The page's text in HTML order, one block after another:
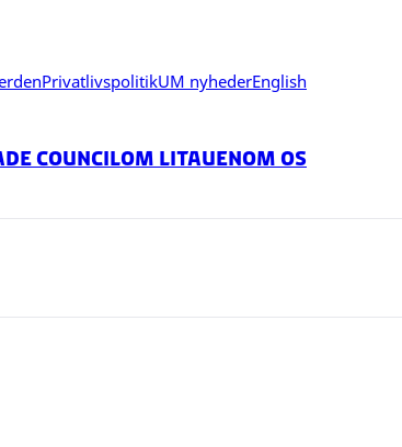
PrivatlivspolitikUM nyhederEnglish
CouncilOm LitauenOm os